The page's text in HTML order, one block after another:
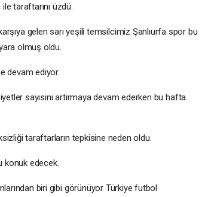
taraftarını üzdü.
gelen sarı yeşili temsilcimiz Şanlıurfa spor bu
olmuş oldu.
devam ediyor.
sayısını artırmaya devam ederken bu hafta
taraftarların tepkisine neden oldu.
konuk edecek.
biri gibi görünüyor Türkiye futbol